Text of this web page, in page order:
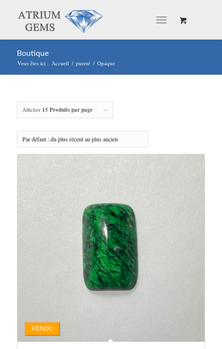
Boutique
Vous êtes ici : Accueil / pureté / Opaque
Afficher 15 Produits par page
VENDU